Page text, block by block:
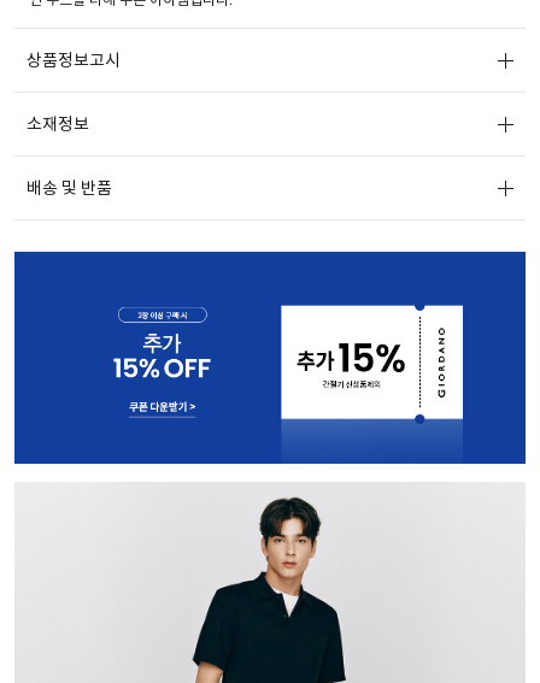
상품정보고시
소재정보
배송 및 반품